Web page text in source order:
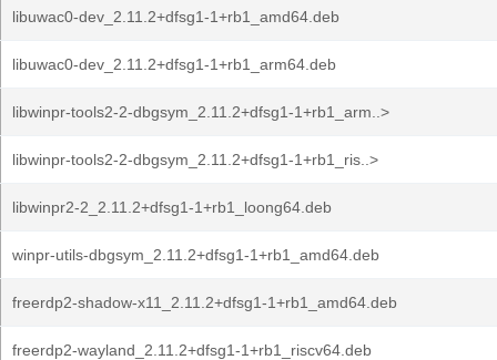
libuwac0-dev_2.11.2+dfsg1-1+rb1_amd64.deb
libuwac0-dev_2.11.2+dfsg1-1+rb1_arm64.deb
libwinpr-tools2-2-dbgsym_2.11.2+dfsg1-1+rb1_arm..>
libwinpr-tools2-2-dbgsym_2.11.2+dfsg1-1+rb1_ris..>
libwinpr2-2_2.11.2+dfsg1-1+rb1_loong64.deb
winpr-utils-dbgsym_2.11.2+dfsg1-1+rb1_amd64.deb
freerdp2-shadow-x11_2.11.2+dfsg1-1+rb1_amd64.deb
freerdp2-wayland_2.11.2+dfsg1-1+rb1_riscv64.deb